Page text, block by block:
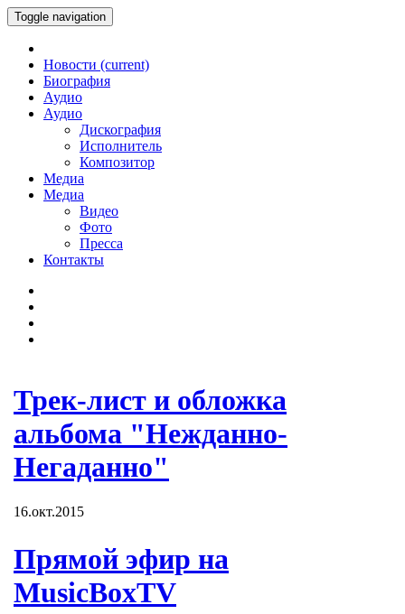
Toggle navigation
Новости (current)
Биография
Аудио
Аудио
Дискография
Исполнитель
Композитор
Медиа
Медиа
Видео
Фото
Пресса
Контакты
Трек-лист и обложка
альбома "Нежданно-
Негаданно"
16.окт.2015
Прямой эфир на
MusicBoxTV